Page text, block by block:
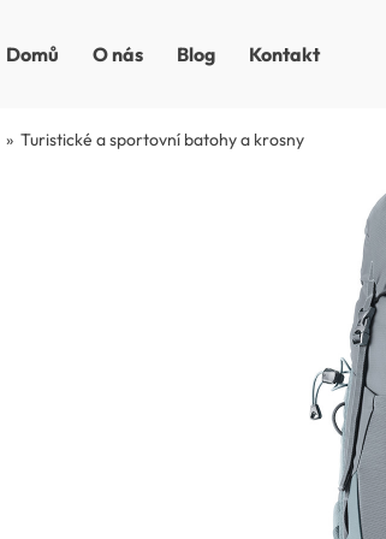
Domů O nás Blog Kontakt
» Turistické a sportovní batohy a krosny